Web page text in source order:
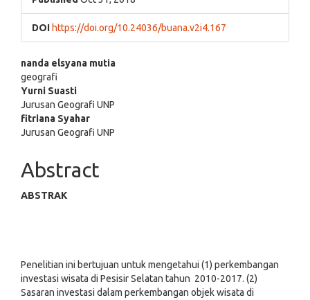
DOI https://doi.org/10.24036/buana.v2i4.167
Main
Article
Content
nanda elsyana mutia
geografi
Yurni Suasti
Jurusan Geografi UNP
fitriana Syahar
Jurusan Geografi UNP
Abstract
ABSTRAK
Penelitian ini bertujuan untuk mengetahui (1) perkembangan
investasi wisata di Pesisir Selatan tahun 2010-2017. (2)
Sasaran investasi dalam perkembangan objek wisata di